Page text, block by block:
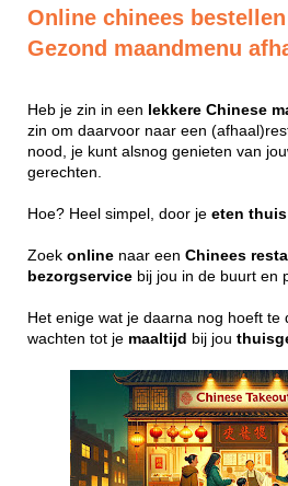
Online chinees
Gezond maandmenu
Heb je zin in een lekkere Chinese
zin om daarvoor naar een
nood, je kunt alsnog genieten van
gerechten.
Hoe? Heel simpel, door je eten thuis
Zoek online naar een Chinees
bezorgservice bij jou in de buurt en
Het enige wat je daarna nog hoeft te
wachten tot je maaltijd bij jou